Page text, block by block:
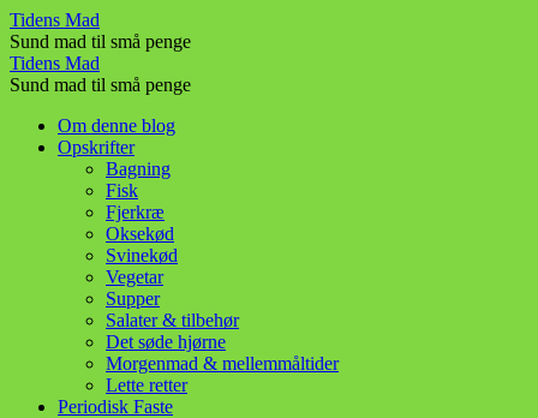
Dadelromkugler!
–
Tidens
Mad
Tidens Mad
Sund mad til små penge
Dadelromkugler!
–
Tidens
Mad
Tidens Mad
Sund mad til små penge
Skip
Om denne blog
Opskrifter
Bagning
Fisk
Fjerkræ
Oksekød
Svinekød
Vegetar
Supper
Salater & tilbehør
Det søde hjørne
Morgenmad & mellemmåltider
Lette retter
Periodisk Faste